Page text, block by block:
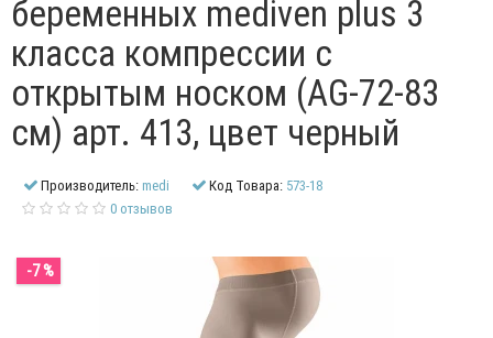
беременных mediven plus 3
класса компрессии с
открытым носком (AG-72-83
см) арт. 413, цвет черный
Производитель:medi Код Товара: 573-18
0 отзывов
-7 %